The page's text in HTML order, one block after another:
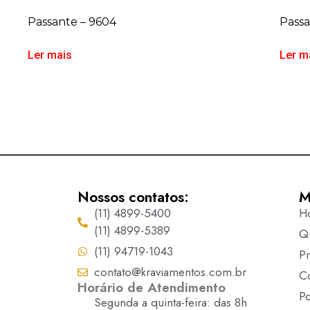
Passante – 9604
Ler mais Ler
Nossos contatos:
(11) 4899-5400
(11) 4899-5389
(11) 94719-1043
contato@kraviamentos.com.br
Horário de Atendimento
Segunda a quinta-feira: das 8h